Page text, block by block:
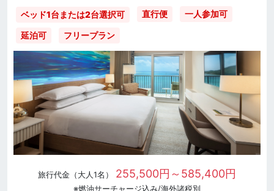
ベッド1台または2台選択可 直行便 一人参加可
延泊可 フリープラン
旅行代金（大人1名） 255,500円～585,400円
※燃油サーチャージ込み/海外諸税別